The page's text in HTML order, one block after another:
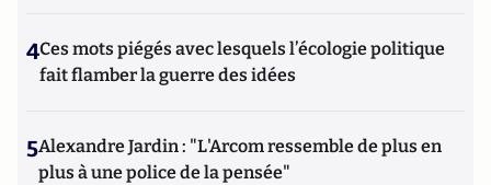
4Ces mots piégés avec lesquels l’écologie politique
fait flamber la guerre des idées
5Alexandre Jardin : "L'Arcom ressemble de plus en
plus à une police de la pensée"